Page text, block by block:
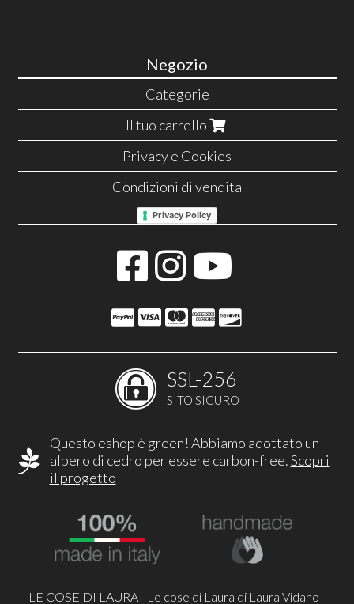
Negozio
Categorie
Il tuo carrello
Privacy e Cookies
Condizioni di vendita
Privacy Policy
SSL-256
SITO SICURO
Questo eshop è green! Abbiamo adottato un
albero di cedro per essere carbon-free.Scopri
il progetto
LE COSE DI LAURA - Le cose di Laura di Laura Vidano -